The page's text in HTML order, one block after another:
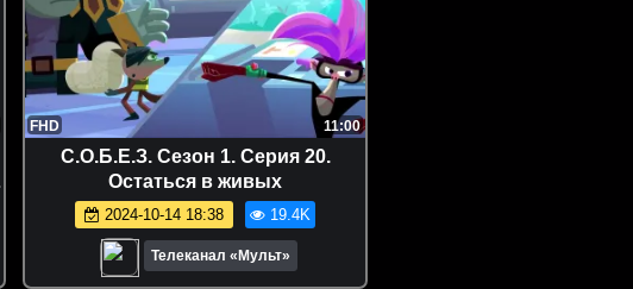
FHD 11:00
С.О.Б.Е.З. Сезон 1. Серия 20.
Остаться в живых
2024-10-14 18:38 19.4K
Телеканал «Мульт»